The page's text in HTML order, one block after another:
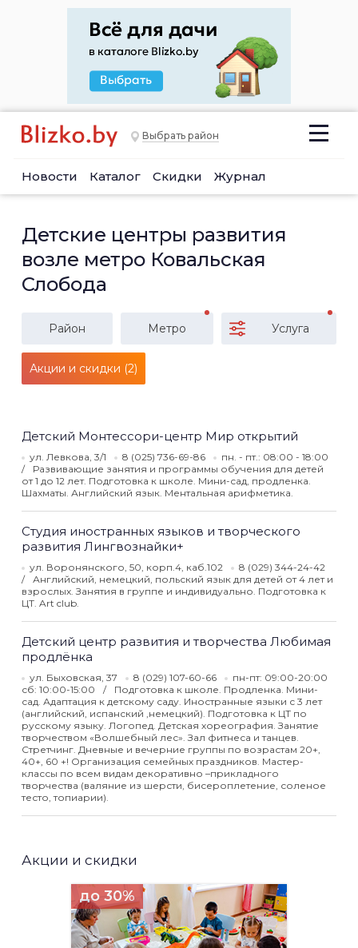
Выбрать район
Новости Каталог Скидки Журнал
Детские центры развития
возле метро Ковальская
Слобода
Район Метро Услуга
Акции и скидки (2)
Детский Монтессори-центр Мир открытий
ул. Левкова, 3/1 8 (025) 736-69-86
пн. - пт.: 08:00 - 18:00
Развивающие занятия и программы обучения для детей
от 1 до 12 лет. Подготовка к школе. Мини-сад, продленка.
Шахматы. Английский язык. Ментальная арифметика.
Студия иностранных языков и творческого
развития Лингвознайки+
ул. Воронянского, 50, корп.4, каб.102
8 (029) 344-24-42
Английский, немецкий, польский язык для детей от 4 лет и
взрослых. Занятия в группе и индивидуально. Подготовка к
ЦТ. Art club.
Детский центр развития и творчества Любимая
продлёнка
ул. Быховская, 37 8 (029) 107-60-66
пн-пт: 09:00-20:00
сб: 10:00-15:00
Подготовка к школе. Продленка. Мини-
сад. Адаптация к детскому саду. Иностранные языки с 3 лет
(английский, испанский ,немецкий). Подготовка к ЦТ по
русскому языку. Логопед. Детская хореография. Занятие
творчеством «Волшебный лес». Зал фитнеса и танцев.
Стретчинг. Дневные и вечерние группы по возрастам 20+,
40+, 60 +! Организация семейных праздников. Мастер-
классы по всем видам декоративно –прикладного
творчества (валяние из шерсти, бисероплетение, соленое
тесто, топиарии).
Акции и скидки
до 30%